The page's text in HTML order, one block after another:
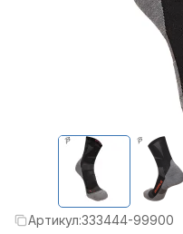
Артикул:333444-99900